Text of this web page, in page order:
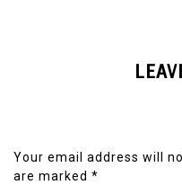
Your email address will
are marked *